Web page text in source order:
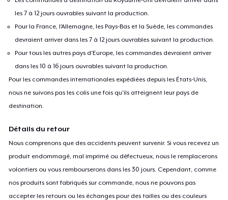
les 7 à 12 jours ouvrables suivant la production.
Pour la France, l'Allemagne, les Pays-Bas et la Suède, les commandes
devraient arriver dans les 7 à 12 jours ouvrables suivant la production.
Pour tous les autres pays d'Europe, les commandes devraient arriver
dans les 10 à 16 jours ouvrables suivant la production.
Pour les commandes internationales expédiées depuis les États-Unis,
nous ne suivons pas les colis une fois qu'ils atteignent leur pays de
destination.
Détails du retour
Nous comprenons que des accidents peuvent survenir. Si vous recevez un
produit endommagé, mal imprimé ou défectueux, nous le remplacerons
volontiers ou vous rembourserons dans les 30 jours. Cependant, comme
nos produits sont fabriqués sur commande, nous ne pouvons pas
accepter les retours ou les échanges pour des tailles ou des couleurs